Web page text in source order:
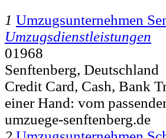
1 Umzugsunternehmen
Umzugsdienstleistungen
01968
Senftenberg, Deutschland
Credit Card, Cash, Bank
einer Hand: vom
umzuege-senftenberg.de